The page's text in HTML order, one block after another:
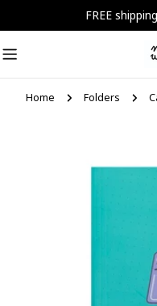
FREE
Home Folders